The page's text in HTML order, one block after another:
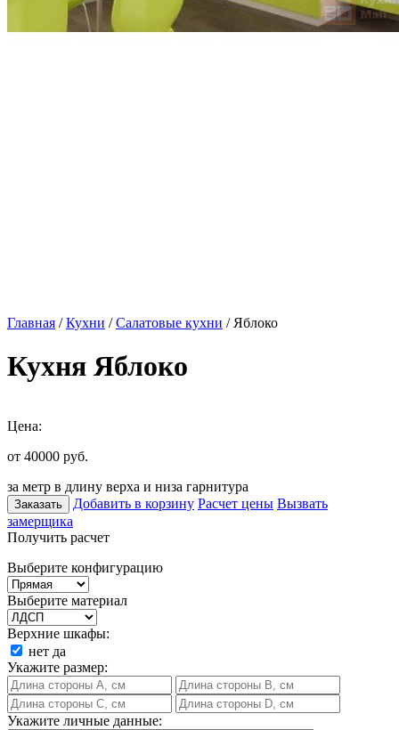
Главная /Кухни /Салатовые кухни / Яблоко
Кухня Яблоко
Цена:
от 40000 руб.
за метр в длину верха и низа гарнитура
Заказать Добавить в корзину Расчет цены Вызвать
замерщика
Получить расчет
Выберите конфигурацию
Выберите материал
Верхние шкафы:
нет да
Укажите размер:
Укажите личные данные: